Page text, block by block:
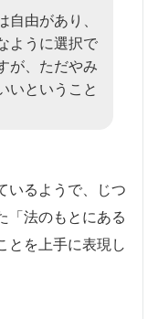
由があり、
ように選択で
が、ただやみ
いということ
いるようで、じつ
「法のもとにある
とを上手に表現し